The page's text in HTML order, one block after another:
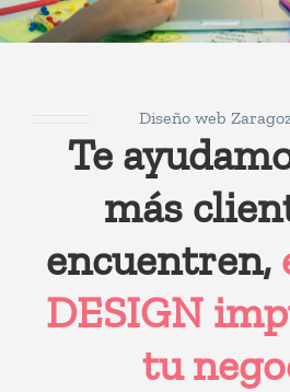
Diseño web
Te
más
encuentren,
DESIGN
tu